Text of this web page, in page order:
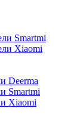
Smartmi
Xiaomi
Deerma
Smartmi
Xiaomi